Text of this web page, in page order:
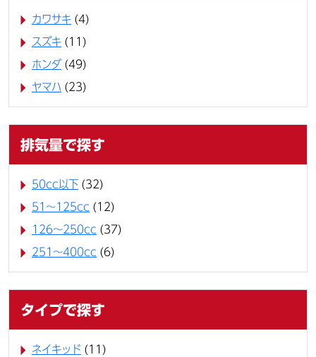
カワサキ (4)
スズキ (11)
ホンダ (49)
ヤマハ (23)
排気量で探す
50cc以下 (32)
51～125cc (12)
126～250cc (37)
251～400cc (6)
タイプで探す
ネイキッド (11)